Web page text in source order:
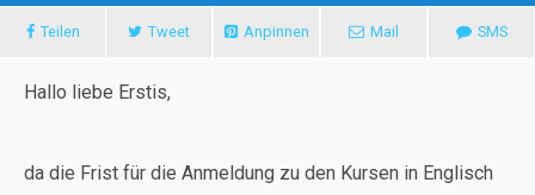
Teilen Tweet Anpinnen Mail SMS
Hallo liebe Erstis,
da die Frist für die Anmeldung zu den Kursen in Englisch